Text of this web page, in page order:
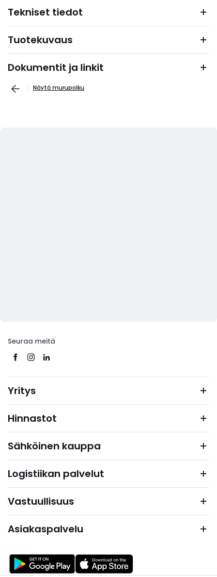
Tekniset tiedot
Tuotekuvaus
Dokumentit ja linkit
Näytä murupolku
Seuraa meitä
Yritys
Hinnastot
Sähköinen kauppa
Logistiikan palvelut
Vastuullisuus
Asiakaspalvelu